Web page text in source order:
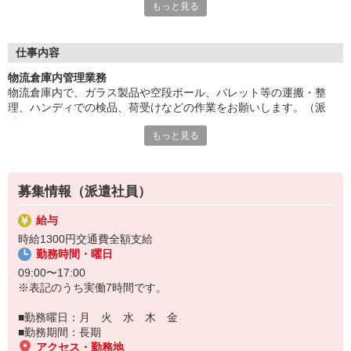
最初はみんな未経験、特別な資格・経験・スキルは必要ありませ
時からのお仕事なので朝はゆっくり過ごせます。
（当社規定あり）
『テクノ・サービス』は、派遣業界大手スタッフサービスグルー
全国にあるお仕事の中から、一人ひとりのスキルや希望条件に応
安全管理体制も万全ですので安心してご就業いただけます。
登録方法は、【オンライン】【電話】【登録会来場】の3つから
選べます♪
★★履歴書・証明写真は不要！★★
また、ご登録済の方はお仕事の紹介がスムーズです。
ご応募お待ちしています。
もっと見る
仕事内容
物流倉庫内管理業務
物流倉庫内で、ガラス製品や空段ボール、パレット等の運搬・整
理、ハンディでの検品、荷受けなどの作業をお願いします。（派
最初はみんな未経験、特別な資格・経験・スキルは必要ありませ
らのお仕事なので朝はゆっくり過ごせます。
もっと見る
募集情報（派遣社員）
給与
時給1300円交通費全額支給
勤務時間・曜日
09:00〜17:00
※表記のうち実働7時間です。
■勤務曜日：月 火 水 木 金
■勤務期間：長期
アクセス・勤務地